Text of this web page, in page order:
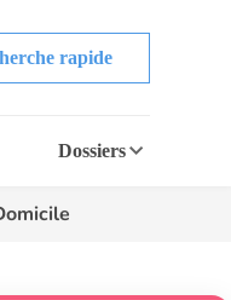
rapide
Dossiers